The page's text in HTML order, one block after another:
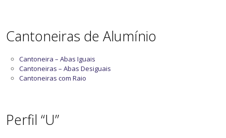
Cantoneiras de Alumínio
Cantoneira – Abas Iguais
Cantoneiras – Abas Desiguais
Cantoneiras com Raio
Perfil “U”